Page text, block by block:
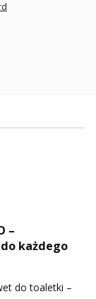
–
każdego
do toaletki –